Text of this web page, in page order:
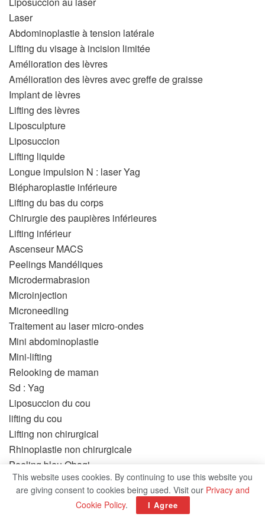
Laser
Abdominoplastie à tension latérale
Lifting du visage à incision limitée
Amélioration des lèvres
Amélioration des lèvres avec greffe de graisse
Implant de lèvres
Lifting des lèvres
Liposculpture
Liposuccion
Lifting liquide
Longue impulsion N : laser Yag
Blépharoplastie inférieure
Lifting du bas du corps
Chirurgie des paupières inférieures
Lifting inférieur
Ascenseur MACS
Peelings Mandéliques
Microdermabrasion
Microinjection
Microneedling
Traitement au laser micro-ondes
Mini abdominoplastie
Mini-lifting
Relooking de maman
Sd : Yag
Liposuccion du cou
lifting du cou
Lifting non chirurgical
Rhinoplastie non chirurgicale
Peeling bleu Obagi
Otoplastie
Perlane
Peelings au Phénol
This website uses cookies. By continuing to use this website you
are giving consent to cookies being used. Visit our Privacy and
Cookie Policy. I Agree